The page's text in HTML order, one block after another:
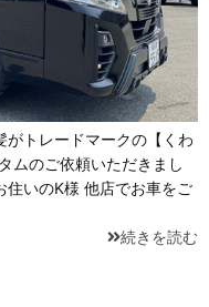
トレードマークの【くわ
ムのご依頼いただきまし
住いのK様 他店でお車をご
続きを読む